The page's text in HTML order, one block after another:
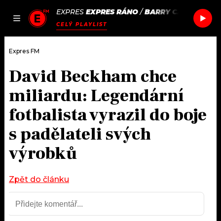
JAK
SEZNAM.CZ
EXPRES EXPRES RÁNO/BARRY CAN'T SWIM
CELÝ PLAYLIST
DOMŮ
ČLÁNKY
AKTUÁLNĚ
HUDBA
ROZHOVORY
#NEBUDUDOMA
PODCASTY
JAK NALADIT
RÁDIO
APLIKACE
SOUTĚŽE
Expres FM
David Beckham chce
miliardu: Legendární
fotbalista vyrazil do boje
s padělateli svých
výrobků
Zpět do článku